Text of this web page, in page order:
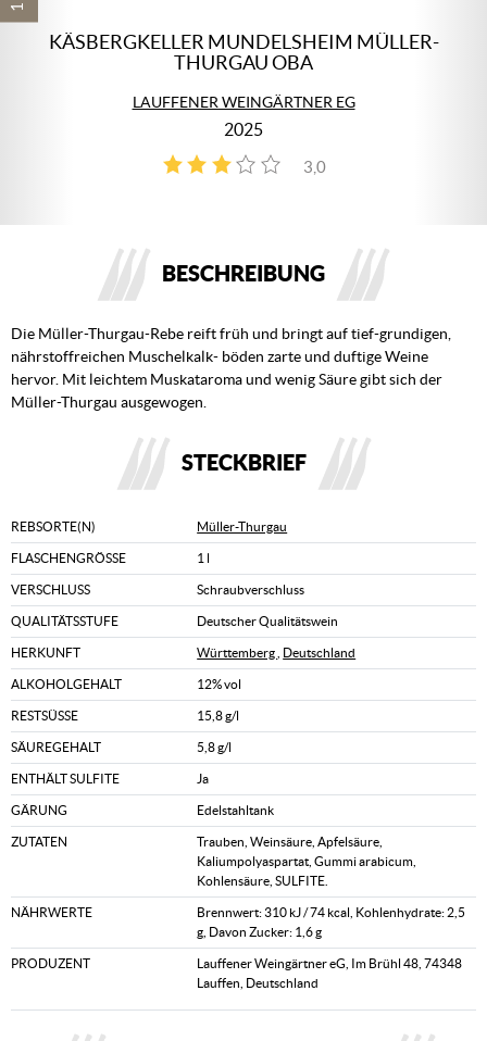
KÄSBERGKELLER MUNDELSHEIM MÜLLER-
THURGAU OBA
LAUFFENER WEINGÄRTNER EG
2025
3,0
1
BESCHREIBUNG
Die Müller-Thurgau-Rebe reift früh und bringt auf tief-grundigen,
nährstoffreichen Muschelkalk- böden zarte und duftige Weine
hervor. Mit leichtem Muskataroma und wenig Säure gibt sich der
Müller-Thurgau ausgewogen.
STECKBRIEF
REBSORTE(N) Müller-Thurgau
FLASCHENGRÖSSE 1 l
VERSCHLUSS Schraubverschluss
QUALITÄTSSTUFE Deutscher Qualitätswein
HERKUNFT Württemberg Deutschland
ALKOHOLGEHALT 12% vol
RESTSÜSSE 15,8 g/l
SÄUREGEHALT 5,8 g/l
ENTHÄLT SULFITE Ja
GÄRUNG Edelstahltank
ZUTATEN
Trauben, Weinsäure, Apfelsäure,
Kaliumpolyaspartat, Gummi arabicum,
Kohlensäure, SULFITE.
NÄHRWERTE
Brennwert: 310 kJ / 74 kcal, Kohlenhydrate: 2,5
g, Davon Zucker: 1,6 g
PRODUZENT
Lauffener Weingärtner eG, Im Brühl 48, 74348
Lauffen, Deutschland